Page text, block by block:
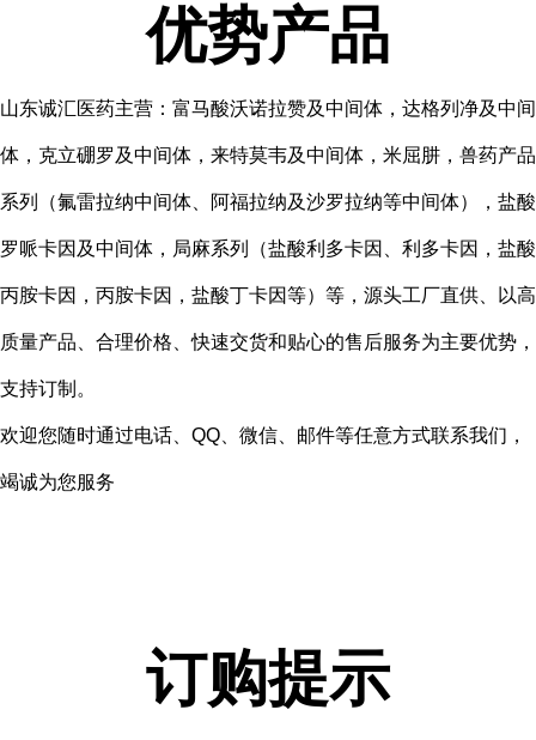
优势产品
山东诚汇医药主营：富马酸沃诺拉赞及中间体，达格列净及中间
体，克立硼罗及中间体，来特莫韦及中间体，米屈肼，兽药产品
系列（氟雷拉纳中间体、阿福拉纳及沙罗拉纳等中间体），盐酸
罗哌卡因及中间体，局麻系列（盐酸利多卡因、利多卡因，盐酸
丙胺卡因，丙胺卡因，盐酸丁卡因等）等，源头工厂直供、以高
质量产品、合理价格、快速交货和贴心的售后服务为主要优势，
支持订制。
欢迎您随时通过电话、 QQ、微信、邮件等任意方式联系我们，
竭诚为您服务
订购提示